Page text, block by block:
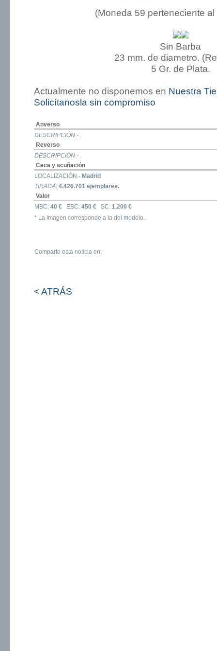
(Moneda 59 perteneciente al
Sin Barba
23 mm. de diametro.
5 Gr. de Plata.
Actualmente no disponemos en Nuestra
Solicítanosla sin compromiso
Anverso
DESCRIPCIÓN.- .
Reverso
DESCRIPCIÓN.- .
Ceca y acuñación
LOCALIZACIÓN.- Madrid
TIRADA: 4.426.701 ejemplares.
Valor
MBC: 40 € EBC: 450 € SC: 1.200 €
* La imagen corresponde a la del modelo.
Comparte esta noticia en:
< ATRÁS